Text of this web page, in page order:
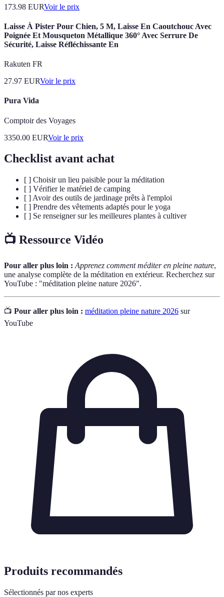
173.98 EURVoir le prix
Laisse À Pister Pour Chien, 5 M, Laisse En Caoutchouc Avec
Poignée Et Mousqueton Métallique 360° Avec Serrure De
Sécurité, Laisse Réfléchissante En
Rakuten FR
27.97 EURVoir le prix
Pura Vida
Comptoir des Voyages
3350.00 EURVoir le prix
Checklist avant achat
[ ] Choisir un lieu paisible pour la méditation
[ ] Vérifier le matériel de camping
[ ] Avoir des outils de jardinage prêts à l'emploi
[ ] Prendre des vêtements adaptés pour le yoga
[ ] Se renseigner sur les meilleures plantes à cultiver
📺 Ressource Vidéo
Pour aller plus loin : Apprenez comment méditer en pleine nature,
une analyse complète de la méditation en extérieur. Recherchez sur
YouTube : "méditation pleine nature 2026".
📺 Pour aller plus loin : méditation pleine nature 2026 sur
YouTube
Produits recommandés
Sélectionnés par nos experts